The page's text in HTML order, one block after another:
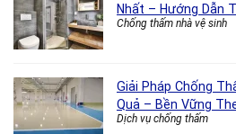
Nhất – Hướng Dẫn
Chống thấm nhà vệ sinh
Giải Pháp Chống
Quả – Bền Vững
Dịch vụ chống thấm